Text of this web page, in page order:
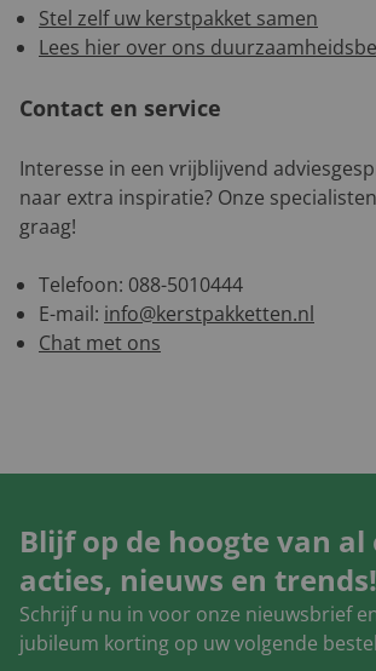
Stel zelf uw kerstpakket samen
Lees hier over ons
Contact en service
Interesse in een vrijblijvend
naar extra inspiratie? Onze
graag!
Telefoon: 088-5010444
E-mail: info@kerstpakketten.nl
Chat met ons
Blijf op de hoogte van al
acties, nieuws en trends!
Schrijf u nu in voor onze nieuwsbrief
jubileum korting op uw volgende